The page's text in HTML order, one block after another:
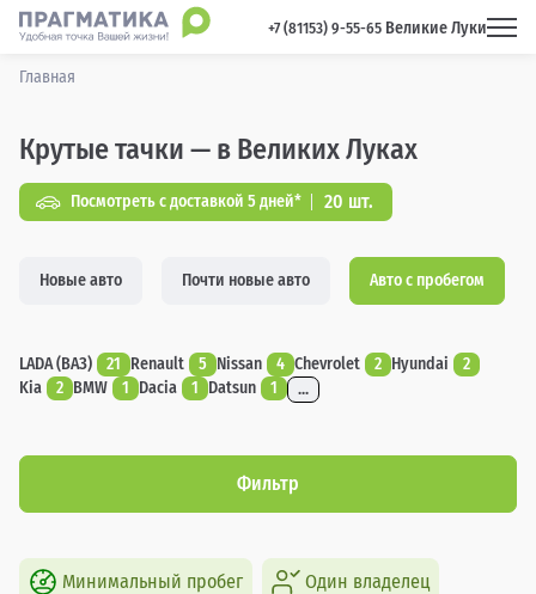
+7 (81153) 9-55-65 Великие Луки
Главная
Крутые тачки — в Великих Луках
Посмотреть с доставкой 5 дней* 20 шт.
Новые авто Почти новые авто Авто с пробегом
LADA (ВАЗ) 21 Renault 5 Nissan 4 Chevrolet 2 Hyundai
2
Kia
2 BMW 1 Dacia 1 Datsun 1 ...
Фильтр
Минимальный пробег Один владелец